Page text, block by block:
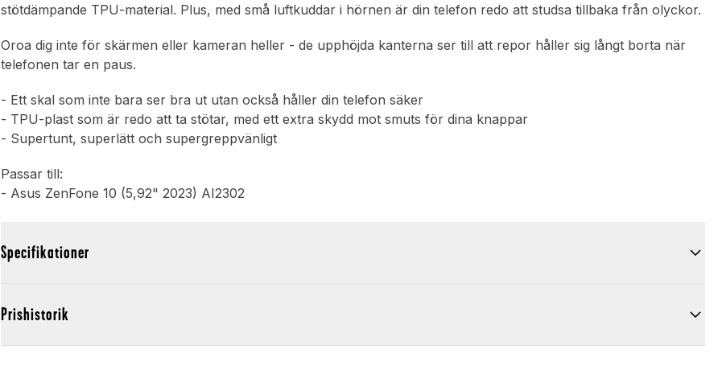
stötdämpande TPU-material. Plus, med små luftkuddar i hörnen är din telefon redo att studsa tillbaka från olyckor.
Oroa dig inte för skärmen eller kameran heller - de upphöjda kanterna ser till att repor håller sig långt borta när
telefonen tar en paus.
- Ett skal som inte bara ser bra ut utan också håller din telefon säker
- TPU-plast som är redo att ta stötar, med ett extra skydd mot smuts för dina knappar
- Supertunt, superlätt och supergreppvänligt
Passar till:
- Asus ZenFone 10 (5,92" 2023) AI2302
Specifikationer
Prishistorik